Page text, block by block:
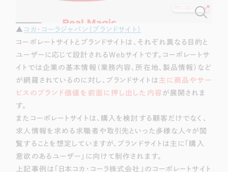
▲ コカ・コーラジャパン（ブランドサイト）
コーポレートサイトとブランドサイトは、それぞれ異なる目的と
ユーザーに応じて設計されるWebサイトです。コーポレートサ
イトでは企業の基本情報（業務内容、所在地、製品情報）など
が網羅されているのに対し、ブランドサイトは 主に商品やサー
ビスのブランド価値を前面に押し出した内容 が展開されま
す。
またコーポレートサイトは、購入を検討する顧客だけでなく、
求人情報を求める求職者や取引先といった多様な人々が閲
覧することを想定していますが、ブランドサイトは主に「購入
意欲のあるユーザー」に向けて制作されます。
上記事例は「日本コカ・コーラ株式会社」のコーポレートサイト